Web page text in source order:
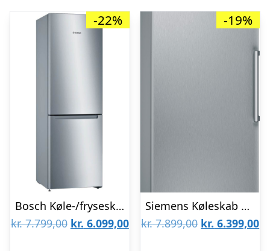
-22%
Bosch Køle-/fryseskab KGN36NLEA
kr.7.799,00 Den
kr. 6.099,00Den
-19%
Siemens Køleskab KS36VVIEP
kr.7.899,00 Den
kr. 6.399,00